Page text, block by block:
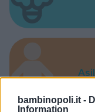
bambinopoli.it -
Information